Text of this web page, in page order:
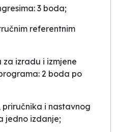
3 boda;
referentnim
za izradu i izmjene
2 boda po
i nastavnog
jedno izdanje;